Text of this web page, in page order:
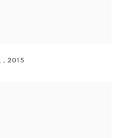
, ,2015